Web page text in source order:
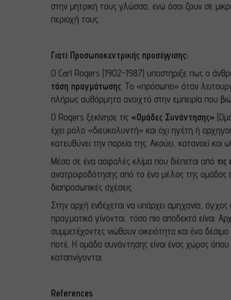
στην μητρική τους γλώσσα, ενώ όσοι ζουν σε
περιοχή τους.
Γιατί Προσωποκεντρικής προσέγγισης;
Ο Carl Rogers (1902-1987) υποστήριξε πως ο
τάση πραγμάτωσης . Το «πρόσωπο» όταν
πλήρως αυθόρμητα ανοιχτό στην εμπειρία που
Ο Rogers ξεκίνησε τις «Ομάδες Συνάντησης»
έχει ρόλο «διευκολυντή» και όχι ηγέτη ή
κατευθύνει την πορεία της. Ακούει, κατανοεί
Μέσα σε ένα ασφαλές κλίμα που διέπεται από
ανατροφοδότησης από το ένα μέλος της ομάδας
διαπροσωπικές σχέσεις.
Στην αρχή ενδέχεται να υπάρχει αμηχανία,
πραγματικά γίνονται, τόσο πιο αποδεκτά είναι.
συμμετέχοντες νιώθουν οικειότητα και ένα
ποτέ. Η ομάδα συνάντησης είναι ένας χώρος όπου
καταπνίγονται.
References